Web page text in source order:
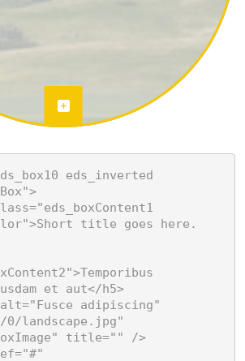
eds_inverted
title goes here.
et aut</h5>
landscape.jpg"
title="" />